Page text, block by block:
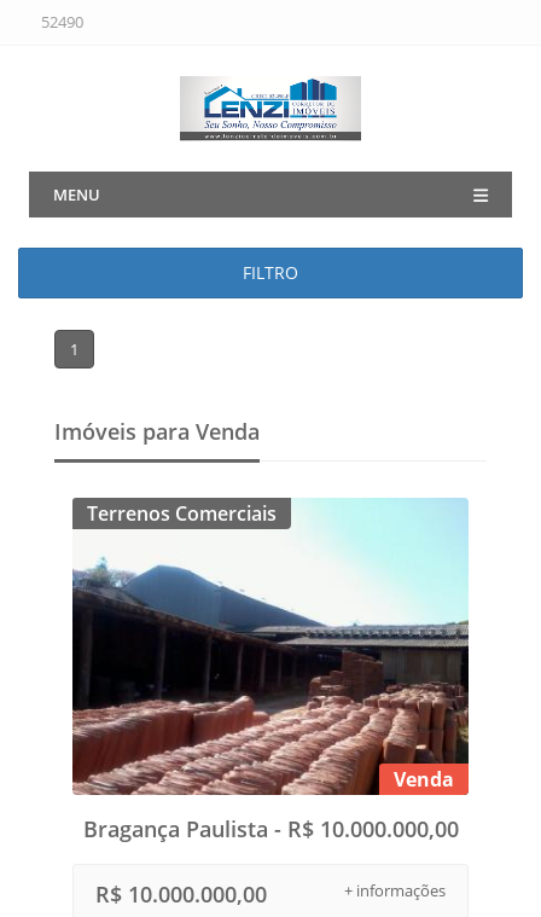
52490
MENU
FILTRO
1
Imóveis para Venda
Terrenos Comerciais
Venda
Bragança Paulista - R$ 10.000.000,00
+ informações
R$ 10.000.000,00